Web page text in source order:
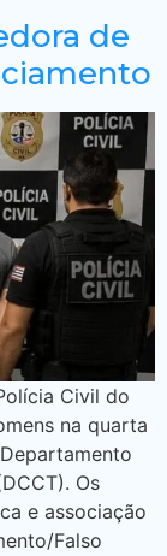
de
Civil do
na quarta
Os
e associação
Falso